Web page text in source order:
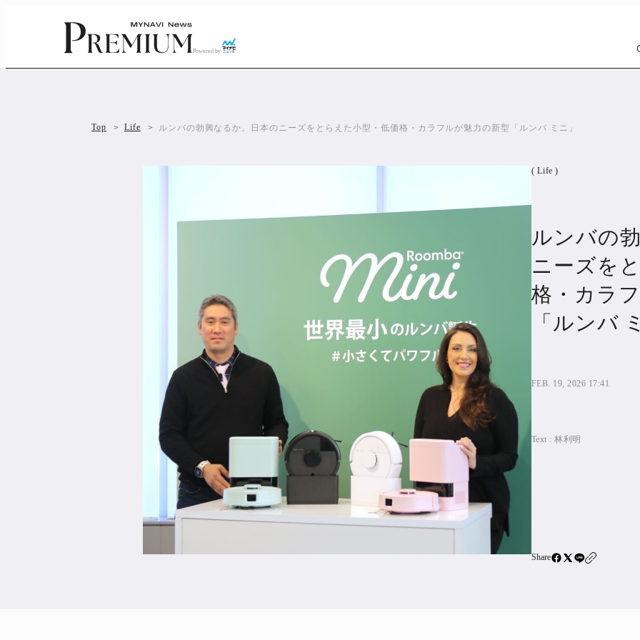
Powered by
Car1299
PR
住宅ロ
特集&連載記事
Top Life ルンバの勃興なるか。日本のニーズをとらえた小型・低価格・カラフルが魅力の新型「ルンバ ミニ」
( Life )
ルンバの
ニーズを
格・カラ
「ルンバ
FEB. 19, 2026 17:41
Text :林利明
Share